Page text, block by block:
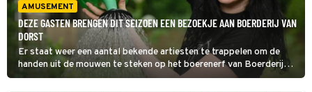
AMUSEMENT
DEZE GASTEN BRENGEN DIT SEIZOEN EEN BEZOEKJE AAN BOERDERIJ VAN
DORST
Er staat weer een aantal bekende artiesten te trappelen om de
handen uit de mouwen te steken op het boerenerf van Boerderij
van Dorst. Wij zetten ze voor je op een rij.